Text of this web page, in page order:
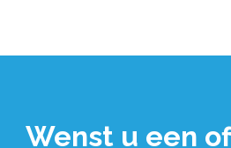
Wenst u een